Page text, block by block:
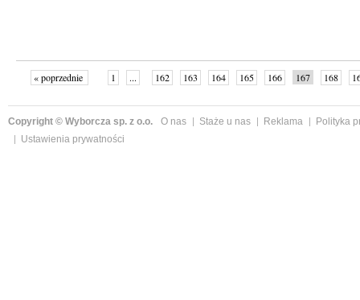
« poprzednie 1 ... 162 163 164 165 166 167 168
Copyright © Wyborcza sp. z o.o. O nas Staże u nas Reklama
Polityka
Ustawienia prywatności